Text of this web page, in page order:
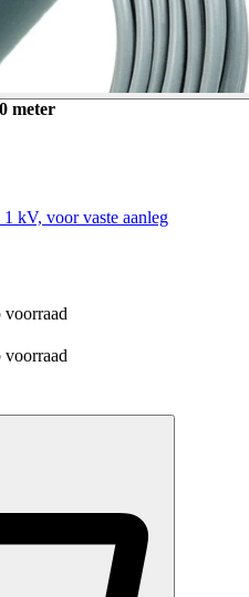
meter
kV, voor vaste aanleg
voorraad
voorraad